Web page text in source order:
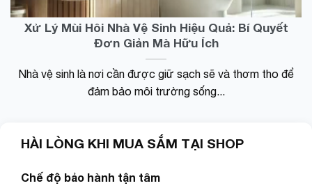
nhấn nút này để hiển thị nhiệt độ cao trước đó, nhấn để
hiển thị nhiệt độ thấp trước đó và nhấn để khôi phục
Dải đo nhiệt độ: -50 ℃ ～ + 300 ℃ (-58 ℉ ～ + 572)
Độ phân giải: 0.1 ℃
thông
minh
Xử Lý Mùi Hôi Nhà Vệ Sinh Hiệu Quả: Bí Quyết
Đơn Giản Mà Hữu Ích
Nhà vệ sinh là nơi cần được giữ sạch sẽ và thơm tho để
đảm bảo môi trường sống...
HÀI LÒNG KHI MUA SẮM TẠI SHOP
Chế độ bảo hành tận tâm